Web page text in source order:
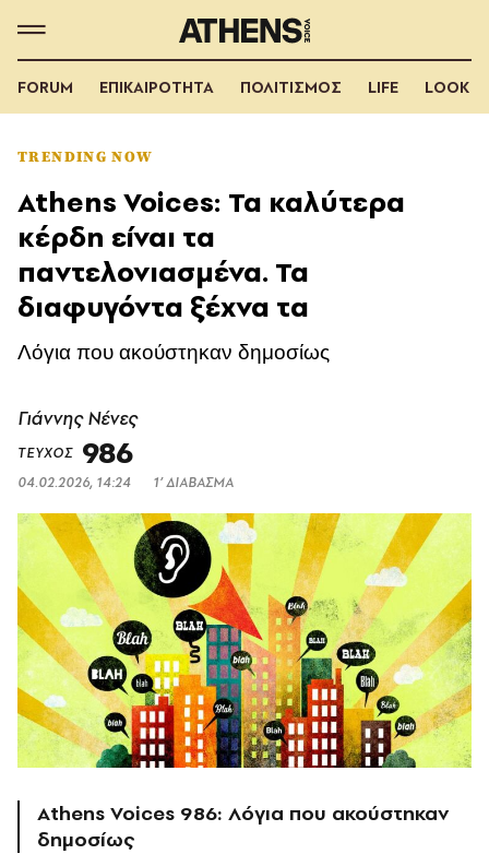
FORUM ΕΠΙΚΑΙΡΟΤΗΤΑ ΠΟΛΙΤΙΣΜΟΣ LIFE LOOK
TRENDING NOW
Athens Voices: Τα καλύτερα
κέρδη είναι τα
παντελονιασμένα. Τα
διαφυγόντα ξέχνα τα
Λόγια που ακούστηκαν δημοσίως
Γιάννης Νένες
ΤΕΥΧΟΣ 986
04.02.2026, 14:24 1’ ΔΙΑΒΑΣΜΑ
Athens Voices 986: Λόγια που ακούστηκαν
δημοσίως